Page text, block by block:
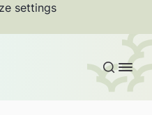
settings